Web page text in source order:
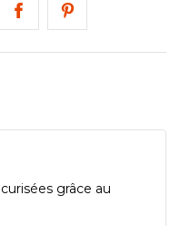
grâce au